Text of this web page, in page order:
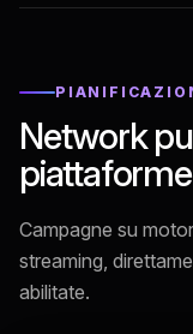
Network
Campagne su
streaming,
abilitate.